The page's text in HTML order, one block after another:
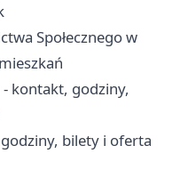
Społecznego w
kontakt, godziny,
bilety i oferta